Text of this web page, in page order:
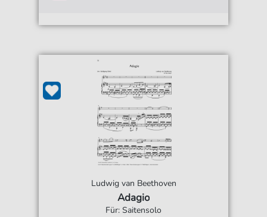
Ludwig van Beethoven
Adagio
Für: Saitensolo